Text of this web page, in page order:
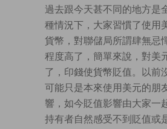
過去跟今天甚不同的地方是
種情況下，大家習慣了使用
貨幣，對聯儲局所謂肆無忌
程度高了，簡單來說，對美
了，印錢使貨幣貶值。以前
可能只是本來使用美元的朋
響，如今貶值影響由大家一
持有者自然感受不到貶值或